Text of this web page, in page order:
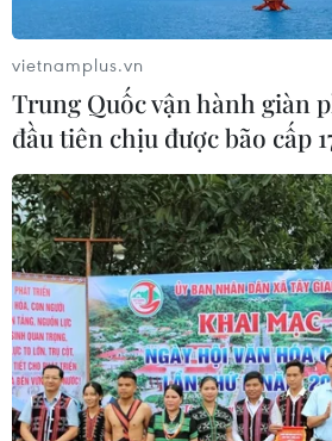
Chính quyền quân sự
thoại với ECOWAS
14/08/2023 00:10
Người đứng đầu chính quyền
họ để ngỏ việc xem xét các biện
hòa bình nhằm giải quyết những
vietnamplus.vn
Trung Quốc vận hành giàn
đầu tiên chịu được bão cấp